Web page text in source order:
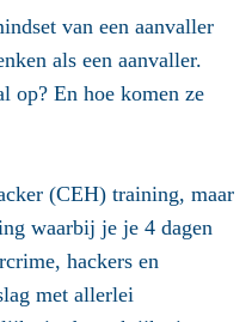
van een aanvaller
als een aanvaller.
op? En hoe komen ze
(CEH) training, maar
waarbij je je 4 dagen
hackers en
met allerlei